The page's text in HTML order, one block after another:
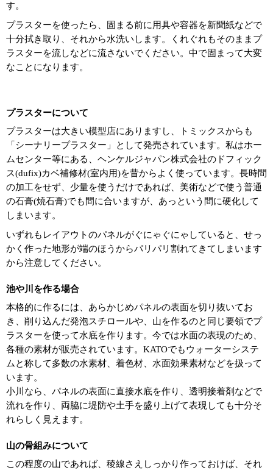
す。
プラスターを使ったら、固まる前に用具や容器を新聞紙などで
十分拭き取り、それから水洗いします。くれぐれもそのままプ
ラスターを流しなどに流さないでください。中で固まって大変
なことになります。
プラスターについて
プラスターは大きい模型店にありますし、トミックスからも
「シーナリープラスター」として発売されています。私はホー
ムセンター等にある、ヘンケルジャパン株式会社のドフィック
ス(dufix)カベ補修材(室内用)を昔からよく使っています。長時間
の加工をせず、少量を使うだけであれば、美術などで使う普通
の石膏(焼石膏)でも間に合いますが、あっという間に硬化して
しまいます。
いずれもレイアウトのパネルがぐにゃぐにゃしていると、せっ
かく作った地形が端のほうからパリパリ割れてきてしまいます
から注意してください。
池や川を作る場合
本格的に作るには、あらかじめパネルの表面を切り抜いてお
き、削り込んだ発泡スチロールや、山を作るのと同じ要領でプ
ラスターを使って水底を作ります。今では水面の表現のため、
各種の素材が販売されています。KATOでもウォーターシステ
ムと称して多数の水素材、着色材、水面効果素材などを扱って
います。
小川なら、パネルの表面に直接水底を作り、透明接着剤などで
流れを作り、両脇に堤防や土手を盛り上げて表現しても十分そ
れらしく見えます。
山の骨組みについて
この程度の山であれば、稜線さえしっかり作っておけば、それ